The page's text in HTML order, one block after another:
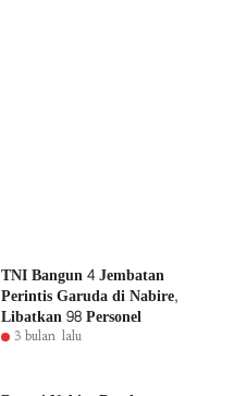
TNI Bangun 4 Jembatan
Perintis Garuda di Nabire,
Libatkan 98 Personel
3 bulan lalu